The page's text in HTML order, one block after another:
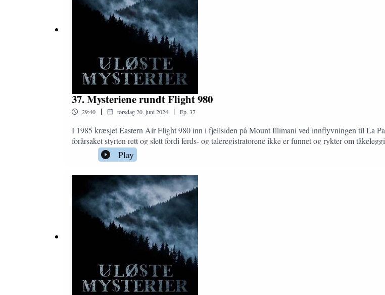
37. Mysteriene rundt Flight 980
29:40 | torsdag 20. juni 2024 | Ep. 37
I 1985 kræsjet Eastern Air Flight 980 inn i fjellsiden på Mount Illimani ved innflyvningen til La
forårsaket styrten rett og slett fordi ferds- og taleregistratorene ikke er funnet og rykter om
fra NTSB, de amerikanske myndigheters havarikommisjon, lever fremdeles den dag i dag.Men
krokodilleskinnene som ble funnet på havaristedet?
Play